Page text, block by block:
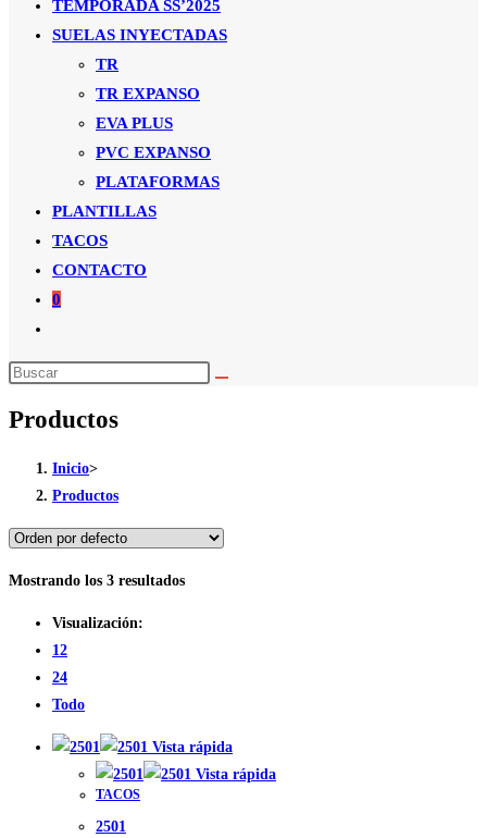
TEMPORADA SS’2025
SUELAS INYECTADAS
TR
TR EXPANSO
EVA PLUS
PVC EXPANSO
PLATAFORMAS
PLANTILLAS
TACOS
CONTACTO
0
de
la
Productos
Inicio>
Productos
Mostrando los 3 resultados
Visualización:
12
24
Todo
Vista rápida
Vista rápida
TACOS
2501